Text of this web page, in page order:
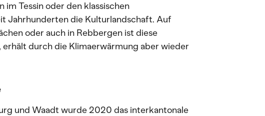
im Tessin oder den klassischen
Jahrhunderten die Kulturlandschaft. Auf
oder auch in Rebbergen ist diese
durch die Klimaerwärmung aber wieder
und Waadt wurde 2020 das interkantonale